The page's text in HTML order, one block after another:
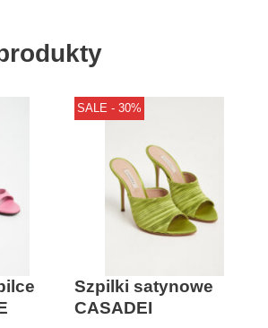
SALE - 30%
Szpilki satynowe
CASADEI